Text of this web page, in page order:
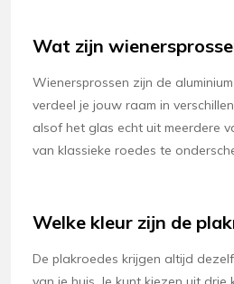
Wat zijn
Wienersprossen zijn de
verdeel je jouw raam in
alsof het glas echt uit meerdere
van klassieke roedes te
Welke kleur zijn de
De plakroedes krijgen altijd